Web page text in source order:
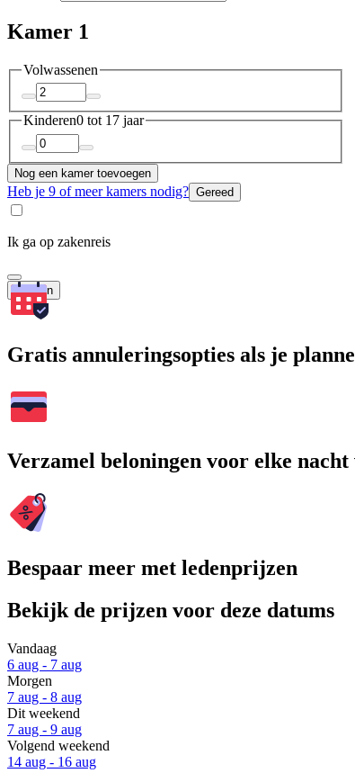
Kamer 1
Volwassenen
Kinderen0 tot 17 jaar
Nog een kamer toevoegen
Heb je 9 of meer kamers nodig? Gereed
Ik ga op zakenreis
Zoeken
Gratis annuleringsopties als je
Verzamel beloningen voor elke
Bespaar meer met ledenprijzen
Bekijk de prijzen voor deze datums
Vandaag
6 aug - 7 aug
Morgen
7 aug - 8 aug
Dit weekend
7 aug - 9 aug
Volgend weekend
14 aug - 16 aug